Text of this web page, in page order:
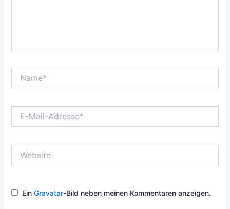
Mail-
EinGravatar-Bild neben meinen Kommentaren anzeigen.